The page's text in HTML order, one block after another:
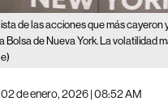
de las acciones que más cayeron
Bolsa de Nueva York. La volatilidad
02 de enero, 2026 | 08:52 AM